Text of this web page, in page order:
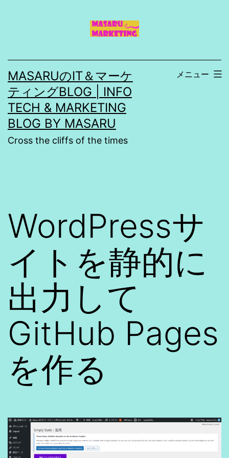
ン
ツ
へ
ス
キ
MASARUのIT＆マーケ
ティングBLOG | INFO
TECH & MARKETING
BLOG BY MASARU
Cross the cliffs of the times
メニュー
WordPressサ
イトを静的に
出力して
GitHub Pages
を作る